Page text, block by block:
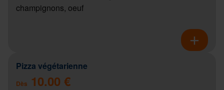
champignons, oeuf
Pizza végétarienne
Dès 10.00 €